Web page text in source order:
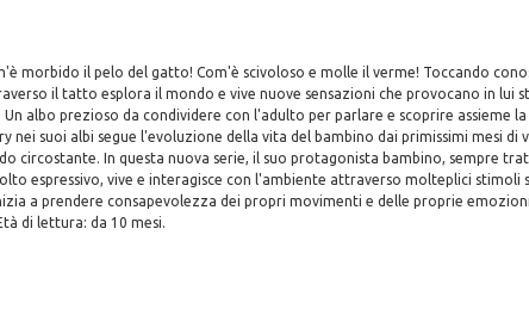
morbido il pelo del gatto! Com'è scivoloso e molle il verme! Toccando
il tatto esplora il mondo e vive nuove sensazioni che provocano in lui
albo prezioso da condividere con l'adulto per parlare e scoprire assieme
nei suoi albi segue l'evoluzione della vita del bambino dai primissimi mesi di
circostante. In questa nuova serie, il suo protagonista bambino, sempre
espressivo, vive e interagisce con l'ambiente attraverso molteplici stimoli
a prendere consapevolezza dei propri movimenti e delle proprie
di lettura: da 10 mesi.